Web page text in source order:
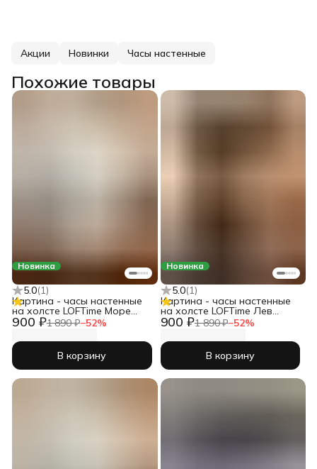
Акции Новинки Часы настенные
Похожие товары
Новинка
5.0(1)
900 ₽1 890 ₽−52%
Картина - часы настенные
на холсте LOFTime Море
закат масло Ч-725-3555
В корзину
Новинка
5.0(1)
900 ₽1 890 ₽−52%
Картина - часы настенные
на холсте LOFTime Лев
львица любовь Ч-679-3555
В корзину